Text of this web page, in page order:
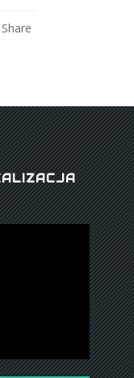
Share